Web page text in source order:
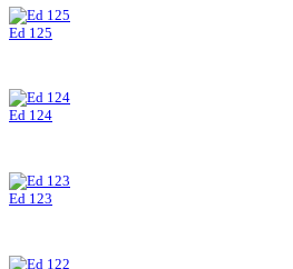
Ed 125
Ed 124
Ed 123